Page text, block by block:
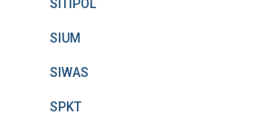
SITIPOL
SIUM
SIWAS
SPKT